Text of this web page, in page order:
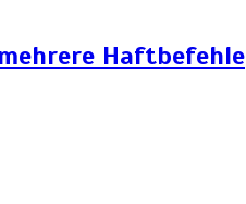
Haftbefehle